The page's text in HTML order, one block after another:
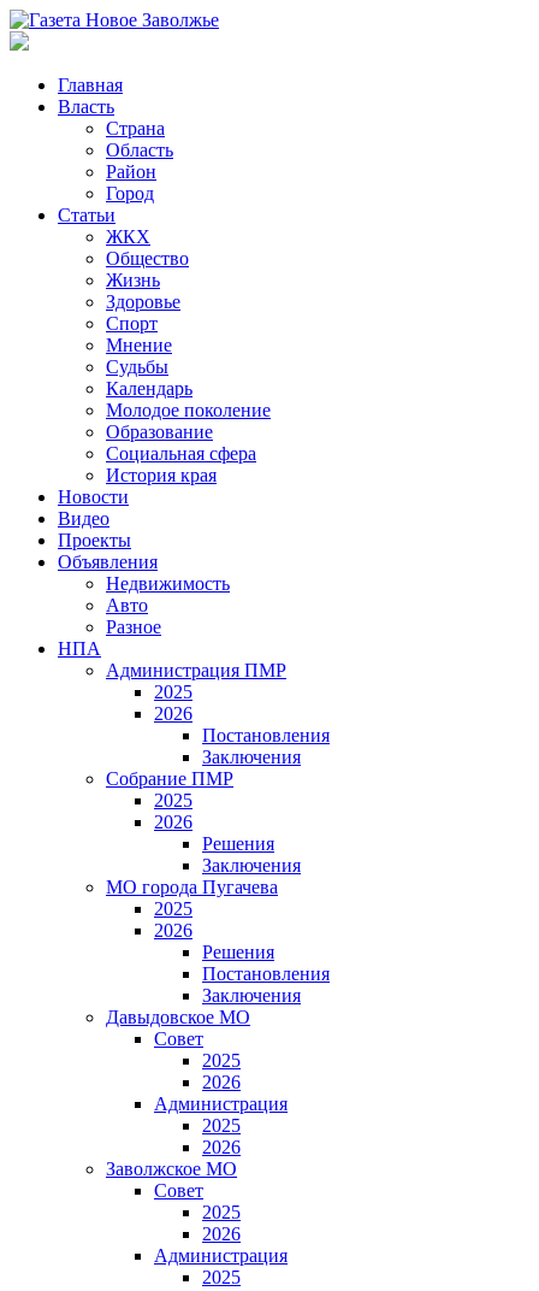
Главная
Власть
Страна
Область
Район
Город
Статьи
ЖКХ
Общество
Жизнь
Здоровье
Спорт
Мнение
Судьбы
Календарь
Молодое поколение
Образование
Социальная сфера
История края
Новости
Видео
Проекты
Объявления
Недвижимость
Авто
Разное
НПА
Администрация ПМР
2025
2026
Постановления
Заключения
Собрание ПМР
2025
2026
Решения
Заключения
МО города Пугачева
2025
2026
Решения
Постановления
Заключения
Давыдовское МО
Совет
2025
2026
Администрация
2025
2026
Заволжское МО
Совет
2025
2026
Администрация
2025